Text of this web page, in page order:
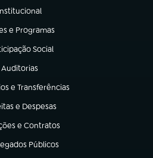
em nova aba)
e Programas
em nova aba)
Social
em nova aba)
Auditorias
(abre em nova aba)
e Transferências
nova aba)
e Despesas
em nova aba)
e Contratos
nova aba)
Públicos
em nova aba)